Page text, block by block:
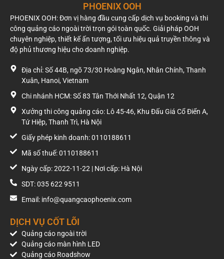
PHOENIX OOH
PHOENIX OOH: Đơn vị hàng đầu cung cấp dịch vụ booking và thi
công quảng cáo ngoài trời trọn gói toàn quốc. Giải pháp OOH
chuyên nghiệp, thiết kế ấn tượng, tối ưu hiệu quả truyền thông và
độ phủ thương hiệu cho doanh nghiệp.
Địa chỉ: Số 44B, ngõ 73/30 Hoàng Ngân, Nhân Chính, Thanh
Xuân, Hanoi, Vietnam
Chi nhánh HCM: Số 83 Tân Thới Nhất 12, Quận 12
Xưởng thi công quảng cáo: Lô 45-46, Khu Đấu Giá Cổ Điển A,
Tứ Hiệp, Thanh Trì, Hà Nội
Giấy phép kinh doanh: 0110188611
Mã số thuế: 0110188611
Ngày cấp: 2022-11-22 | Nơi cấp: Hà Nội
SDT: 035 622 9511
Email: info@quangcaophoenix.com
DỊCH VỤ CỐT LÕI
Quảng cáo ngoài trời
Quảng cáo màn hình LED
Quảng cáo Roadshow